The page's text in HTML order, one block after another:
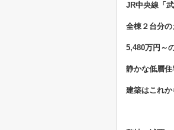
JR中央線「
全棟２台分の
5,480万円～
静かな低層住
建築はこれ